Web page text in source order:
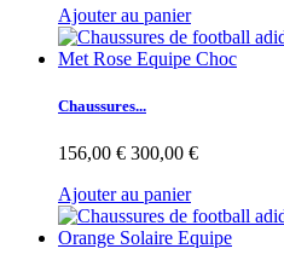
Ajouter au panier
Chaussures...
156,00 € 300,00 €
Ajouter au panier